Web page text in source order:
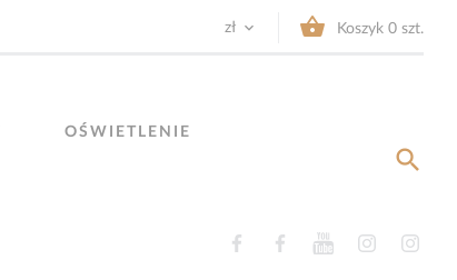
zł   Koszyk 0 szt.
FacebookFacebookYouTubeInstagram
OŚWIETLENIE
